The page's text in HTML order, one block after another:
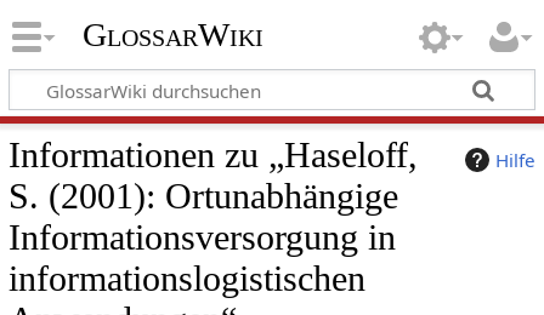
GlossarWiki
Hilfe
Informationen zu „Haseloff,
S. (2001): Ortunabhängige
Informationsversorgung in
informationslogistischen